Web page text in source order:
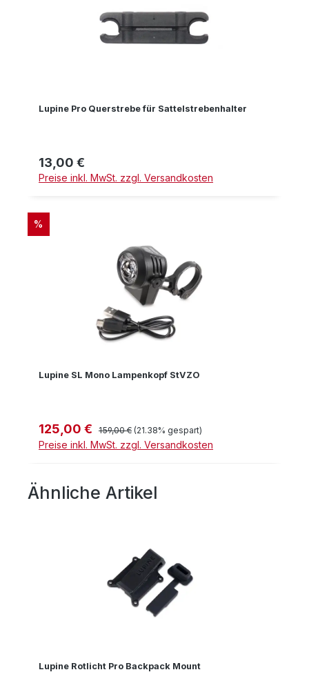
Lupine Pro Querstrebe für Sattelstrebenhalter
Regulärer Preis:
13,00 €
Preise inkl. MwSt. zzgl. Versandkosten
RABATT
%
Lupine SL Mono Lampenkopf StVZO
Verkaufspreis:
125,00 € Regulärer Preis:
159,00 € (21.38% gespart)
Preise inkl. MwSt. zzgl. Versandkosten
Produktgalerie überspringen
Ähnliche Artikel
Lupine Rotlicht Pro Backpack Mount